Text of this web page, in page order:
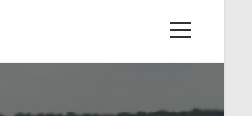
View